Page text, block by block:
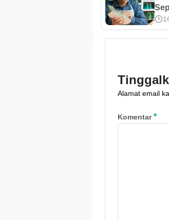
Alamat email
Komentar*